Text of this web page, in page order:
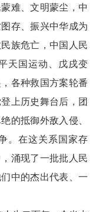
难、文明蒙尘，中
存、振兴中华成为
族危亡，中国人民
天国运动、戊戌变
各种救国方案轮番
上历史舞台后，团
的抵御外敌入侵、
。在这关系国家存
涌现了一批批人民
中的杰出代表、一